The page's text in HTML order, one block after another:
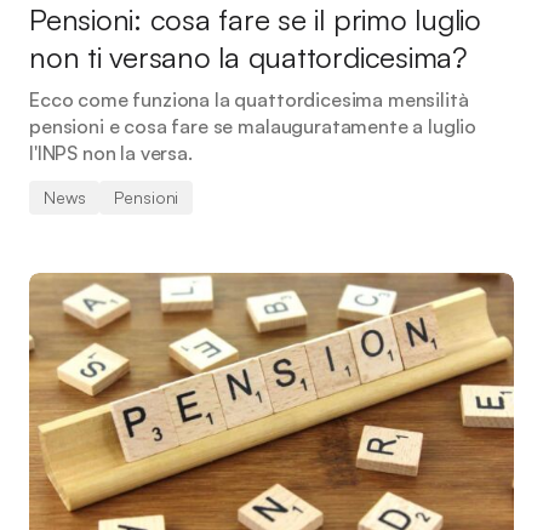
Pensioni: cosa fare se il primo luglio
non ti versano la quattordicesima?
Ecco come funziona la quattordicesima mensilità
pensioni e cosa fare se malauguratamente a luglio
l'INPS non la versa.
News Pensioni